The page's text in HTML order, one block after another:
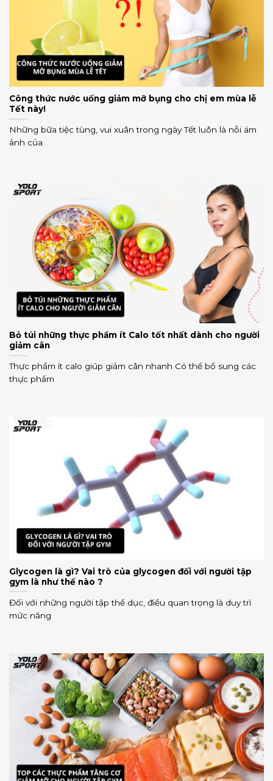
Công thức nước uống giảm mỡ bụng cho chị em mùa lễ
Tết này!
Những bữa tiệc tùng, vui xuân trong ngày Tết luôn là nỗi ám
ảnh của
Bỏ túi những thực phẩm ít Calo tốt nhất dành cho người
giảm cân
Thực phẩm ít calo giúp giảm cân nhanh Có thể bổ sung các
thực phẩm
Glycogen là gì? Vai trò của glycogen đối với người tập
gym là như thế nào ?
Đối với những người tập thể dục, điều quan trọng là duy trì
mức năng